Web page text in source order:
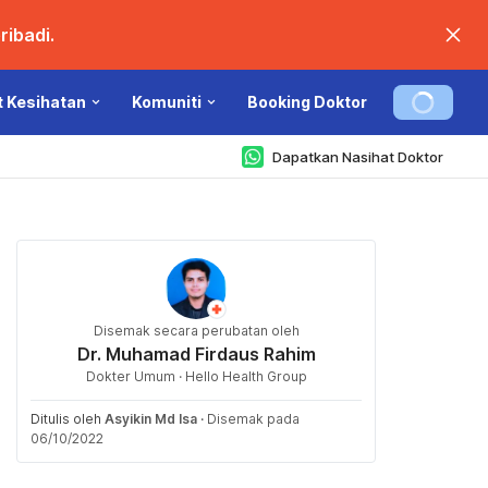
Kesihatan Komuniti Booking Doktor
Dapatkan Nasihat Doktor
Disemak secara perubatan oleh
Dr. Muhamad Firdaus Rahim
Dokter Umum · Hello Health Group
Ditulis oleh Asyikin Md Isa · Disemak pada
06/10/2022